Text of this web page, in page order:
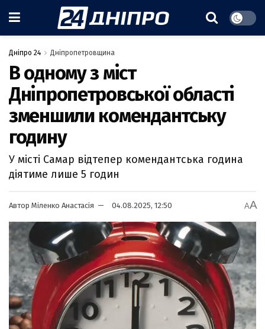
Дніпро 24 Дніпропетровщина
В одному з міст
Дніпропетровської області
зменшили комендантську
годину
У місті Самар відтепер комендантська година
діятиме лише 5 годин
Автор Міленко Анастасія 04.08.2025, 12:50 AA